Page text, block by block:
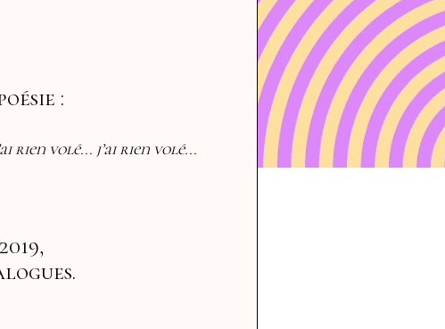
:
rien volé... j’ai rien volé...